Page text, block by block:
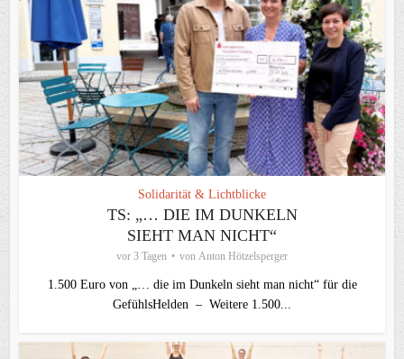
Solidarität & Lichtblicke
TS: „… DIE IM DUNKELN
SIEHT MAN NICHT“
vor 3 Tagen von Anton Hötzelsperger
1.500 Euro von „… die im Dunkeln sieht man nicht“ für die
GefühlsHelden – Weitere 1.500...